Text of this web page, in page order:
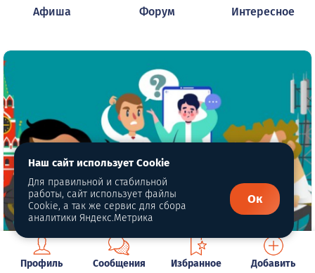
Афиша Форум Интересное
Профиль Сообщения Избранное Добавить
Наш сайт использует Cookie
Для правильной и стабильной
работы, сайт использует файлы
Cookie, а так же сервис для сбора
аналитики Яндекс.Метрика
Ок